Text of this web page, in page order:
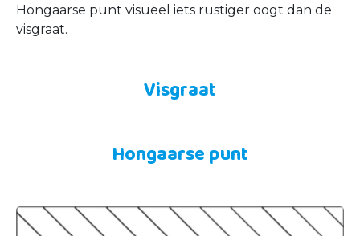
Hongaarse punt visueel iets rustiger oogt dan de
visgraat.
Visgraat
Hongaarse punt